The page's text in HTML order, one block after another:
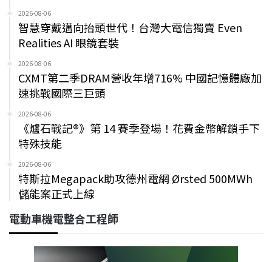
2026-08-06
智慧穿戴邁向抬頭世代！台灣大電信獨賣 Even
Realities AI 眼鏡套裝
2026-08-06
CXMT第二季DRAM營收年增716% 中國記憶體廠加
速挑戰國際三巨頭
2026-08-06
《爐石戰記®》第 14 賽季登場！花費金幣解鎖手下
特殊技能
2026-08-06
特斯拉Megapack助攻德州電網 Ørsted 500MWh
儲能案正式上線
電動車機電整合工程師